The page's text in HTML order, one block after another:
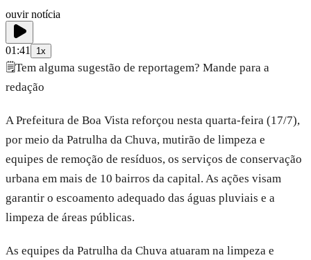
ouvir notícia
01:41 1x
🗒️Tem alguma sugestão de reportagem? Mande para a
redação
A Prefeitura de Boa Vista reforçou nesta quarta-feira (17/7),
por meio da Patrulha da Chuva, mutirão de limpeza e
equipes de remoção de resíduos, os serviços de conservação
urbana em mais de 10 bairros da capital. As ações visam
garantir o escoamento adequado das águas pluviais e a
limpeza de áreas públicas.
As equipes da Patrulha da Chuva atuaram na limpeza e